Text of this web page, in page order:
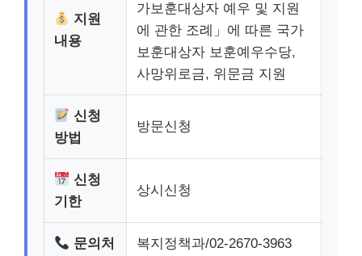
지원
내용
가보훈대상자 예우 및 지원
에 관한 조례」에 따른 국가
보훈대상자 보훈예우수당,
사망위로금, 위문금 지원
신청
방법
방문신청
신청
기한
상시신청
문의처 복지정책과/02-2670-3963